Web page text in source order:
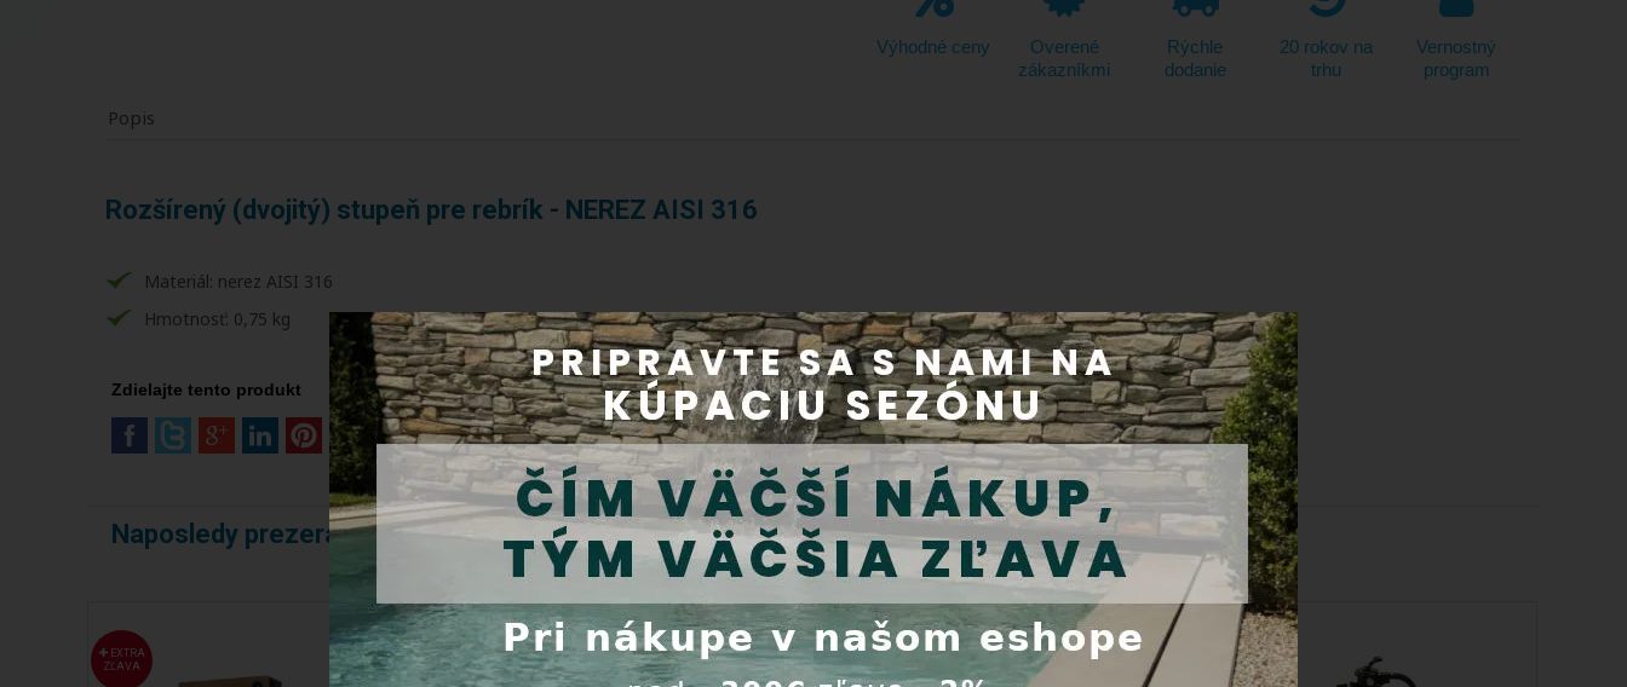
Výhodné ceny
Overené
zákazníkmi
Rýchle
dodanie
20 rokov na
trhu
Vernostný
program
Popis
Rozšírený (dvojitý) stupeň pre rebrík - NEREZ AISI 316
Materiál: nerez AISI 316
Hmotnosť: 0,75 kg
Zdielajte tento produkt
Naposledy prezerané produkty
EXTRA
ZĽAVA
EXTRA
ZĽAVA
EXTRA
EXTRA